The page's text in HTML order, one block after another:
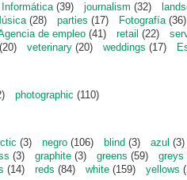
Informática(39) journalism (32)
(28) parties (17) Fotografía(36)
de empleo (41) retail (22)
(20) veterinary (20) weddings (17)
photographic (110)
(3) negro (106) blind (3) azul (3)
(3) graphite (3) greens (59) greys
(14) reds (84) white (159) yellows